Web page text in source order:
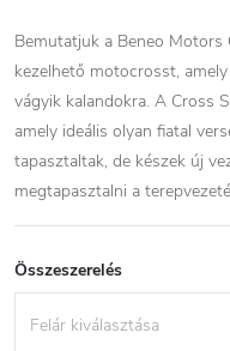
Bemutatjuk a Beneo
kezelhető motocrosst,
vágyik kalandokra. A Cross
amely ideális olyan fiatal
tapasztaltak, de készek új
megtapasztalni a
Összeszerelés